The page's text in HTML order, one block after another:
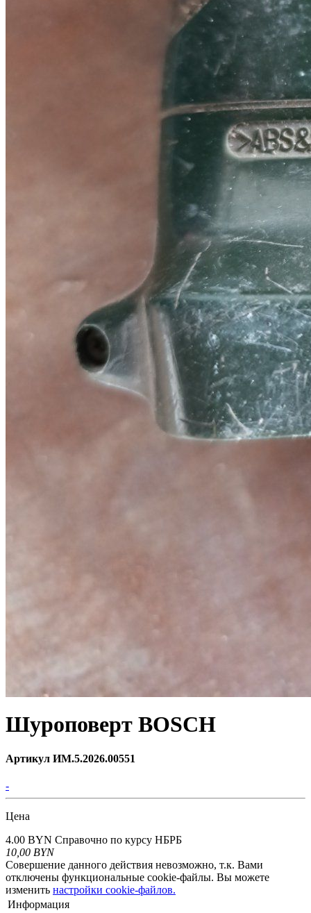
Шуроповерт BOSCH
Артикул ИМ.5.2026.00551
-
Цена
4.00 BYN Справочно по курсу НБРБ
10,00 BYN
Совершение данного действия невозможно, т.к. Вами
отключены функциональные cookie-файлы. Вы можете
изменить настройки cookie-файлов.
Информация